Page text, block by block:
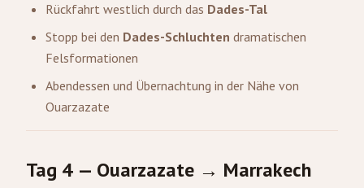
Rückfahrt westlich durch das Dades-Tal
Stopp bei den Dades-Schluchten dramatischen
Felsformationen
Abendessen und Übernachtung in der Nähe von
Ouarzazate
Tag 4 — Ouarzazate → Marrakech